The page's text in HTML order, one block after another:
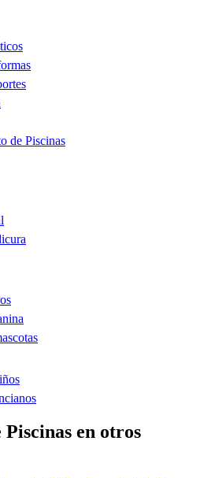
de Piscinas
en otros